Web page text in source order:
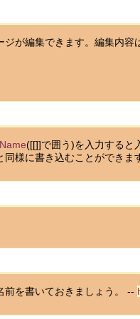
が編集できます。編集内容
([[]]で囲う)を入力すると
様に書き込むことができま
前を書いておきましょう。 --